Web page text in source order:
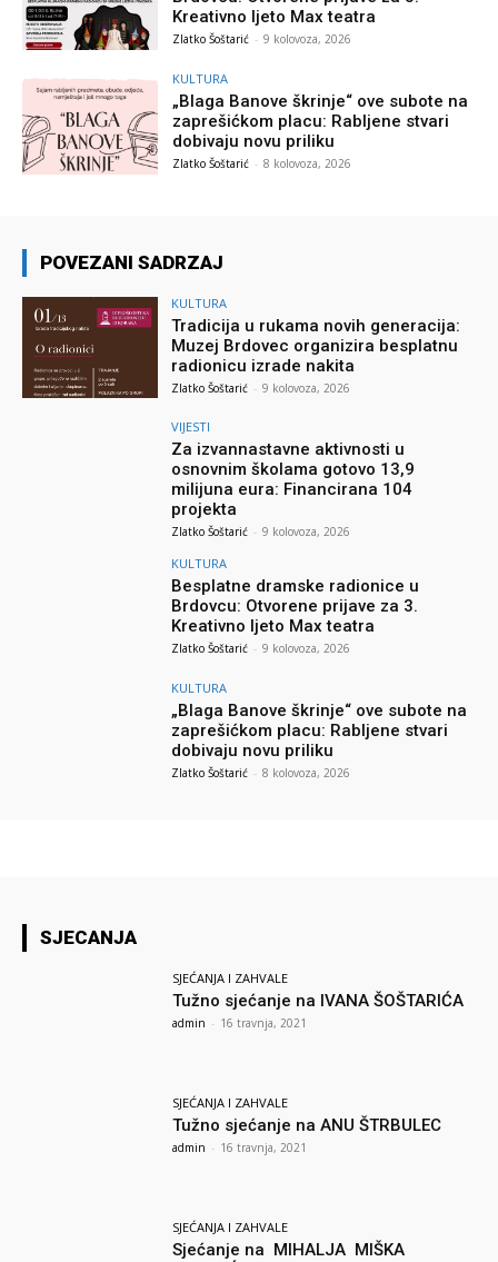
Kreativno ljeto Max teatra
Zlatko Šoštarić - 9 kolovoza, 2026
KULTURA
„Blaga Banove škrinje“ ove subote na
zaprešićkom placu: Rabljene stvari
dobivaju novu priliku
Zlatko Šoštarić - 8 kolovoza, 2026
POVEZANI SADRZAJ
KULTURA
Tradicija u rukama novih generacija:
Muzej Brdovec organizira besplatnu
radionicu izrade nakita
Zlatko Šoštarić - 9 kolovoza, 2026
VIJESTI
Za izvannastavne aktivnosti u
osnovnim školama gotovo 13,9
milijuna eura: Financirana 104
projekta
Zlatko Šoštarić - 9 kolovoza, 2026
KULTURA
Besplatne dramske radionice u
Brdovcu: Otvorene prijave za 3.
Kreativno ljeto Max teatra
Zlatko Šoštarić - 9 kolovoza, 2026
KULTURA
„Blaga Banove škrinje“ ove subote na
zaprešićkom placu: Rabljene stvari
dobivaju novu priliku
Zlatko Šoštarić - 8 kolovoza, 2026
SJECANJA
SJEĆANJA I ZAHVALE
Tužno sjećanje na IVANA ŠOŠTARIĆA
admin - 16 travnja, 2021
SJEĆANJA I ZAHVALE
Tužno sjećanje na ANU ŠTRBULEC
admin - 16 travnja, 2021
SJEĆANJA I ZAHVALE
Sjećanje na MIHALJA MIŠKA